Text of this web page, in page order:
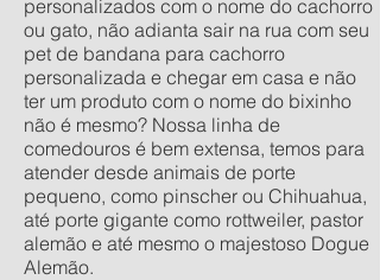
personalizados com o nome do cachorro
ou gato, não adianta sair na rua com seu
pet de bandana para cachorro
personalizada e chegar em casa e não
ter um produto com o nome do bixinho
não é mesmo? Nossa linha de
comedouros é bem extensa, temos para
atender desde animais de porte
pequeno, como pinscher ou Chihuahua,
até porte gigante como rottweiler, pastor
alemão e até mesmo o majestoso Dogue
Alemão.